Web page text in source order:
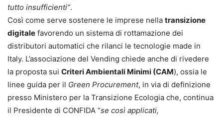
tutto insufficienti”.
Così come serve sostenere le imprese nella transizione
digitale favorendo un sistema di rottamazione dei
distributori automatici che rilanci le tecnologie made in
Italy. L’associazione del Vending chiede anche di rivedere
la proposta sui Criteri Ambientali Minimi (CAM), ossia le
linee guida per il Green Procurement, in via di definizione
presso Ministero per la Transizione Ecologia che, continua
il Presidente di CONFIDA “se così applicati,